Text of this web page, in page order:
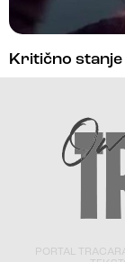
Kritično stanje
PORTAL